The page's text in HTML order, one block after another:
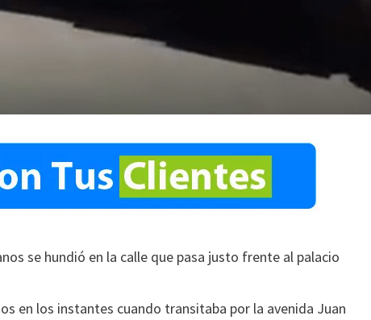
se hundió en la calle que pasa justo frente al palacio
en los instantes cuando transitaba por la avenida Juan